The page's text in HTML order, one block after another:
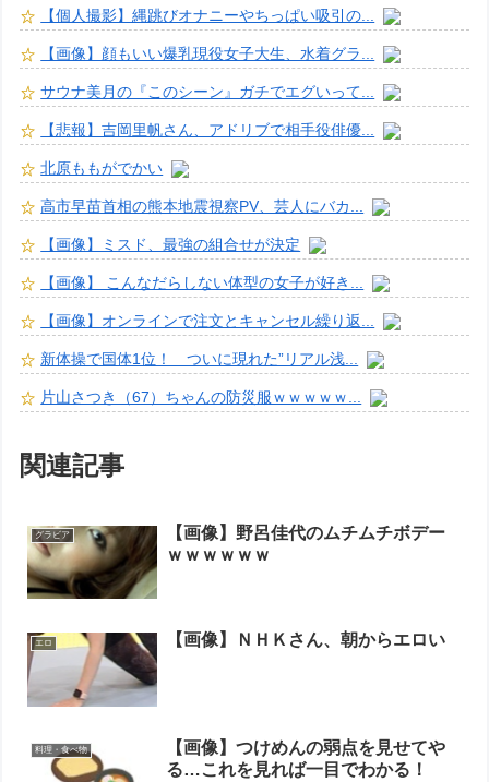
【個人撮影】縄跳びオナニーやちっぱい吸引の...
【画像】顔もいい爆乳現役女子大生、水着グラ...
サウナ美月の『このシーン』ガチでエグいって...
【悲報】吉岡里帆さん、アドリブで相手役俳優...
北原ももがでかい
高市早苗首相の熊本地震視察PV、芸人にバカ...
【画像】ミスド、最強の組合せが決定
【画像】 こんなだらしない体型の女子が好き...
【画像】オンラインで注文とキャンセル繰り返...
新体操で国体1位！ ついに現れた”リアル浅...
片山さつき（67）ちゃんの防災服ｗｗｗｗｗ...
関連記事
グラビア
【画像】野呂佳代のムチムチボデー
ｗｗｗｗｗｗ
エロ 【画像】ＮＨＫさん、朝からエロい
料理・食べ物
【画像】つけめんの弱点を見せてや
る…これを見れば一目でわかる！